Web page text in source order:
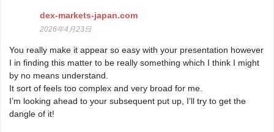
dex-markets-japan.com
2026年4月23日
You really make it appear so easy with your presentation however
I in finding this matter to be really something which I think I might
by no means understand.
It sort of feels too complex and very broad for me.
I’m looking ahead to your subsequent put up, I’ll try to get the
dangle of it!